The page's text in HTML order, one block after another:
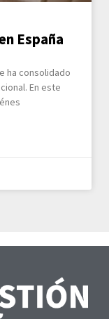
España
ha consolidado
En este